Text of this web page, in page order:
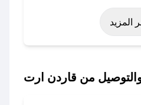
البيضاء (شهر نوفمبر)،
التأسيس، أو حتى عروض
يمكنك العثور بسهولة على
المزيد
من قاردن ارت